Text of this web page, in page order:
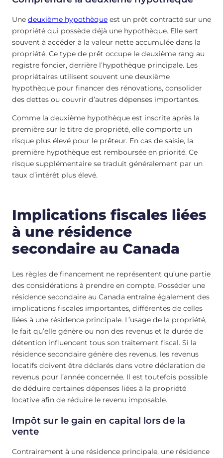
Une deuxième hypothèque est un prêt contracté sur une
propriété qui possède déjà une hypothèque. Elle sert
souvent à accéder à la valeur nette accumulée dans la
propriété. Ce type de prêt occupe le deuxième rang au
registre foncier, derrière l’hypothèque principale. Les
propriétaires utilisent souvent une deuxième
hypothèque pour financer des rénovations, consolider
des dettes ou couvrir d’autres dépenses importantes.
Comme la deuxième hypothèque est inscrite après la
première sur le titre de propriété, elle comporte un
risque plus élevé pour le prêteur. En cas de saisie, la
première hypothèque est remboursée en priorité. Ce
risque supplémentaire se traduit généralement par un
taux d’intérêt plus élevé.
Implications fiscales liées
à une résidence
secondaire au Canada
Les règles de financement ne représentent qu’une partie
des considérations à prendre en compte. Posséder une
résidence secondaire au Canada entraîne également des
implications fiscales importantes, différentes de celles
liées à une résidence principale. L’usage de la propriété,
le fait qu’elle génère ou non des revenus et la durée de
détention influencent tous son traitement fiscal. Si la
résidence secondaire génère des revenus, les revenus
locatifs doivent être déclarés dans votre déclaration de
revenus pour l’année concernée. Il est toutefois possible
de déduire certaines dépenses liées à la propriété
locative afin de réduire le revenu imposable.
Impôt sur le gain en capital lors de la
vente
Contrairement à une résidence principale, une résidence